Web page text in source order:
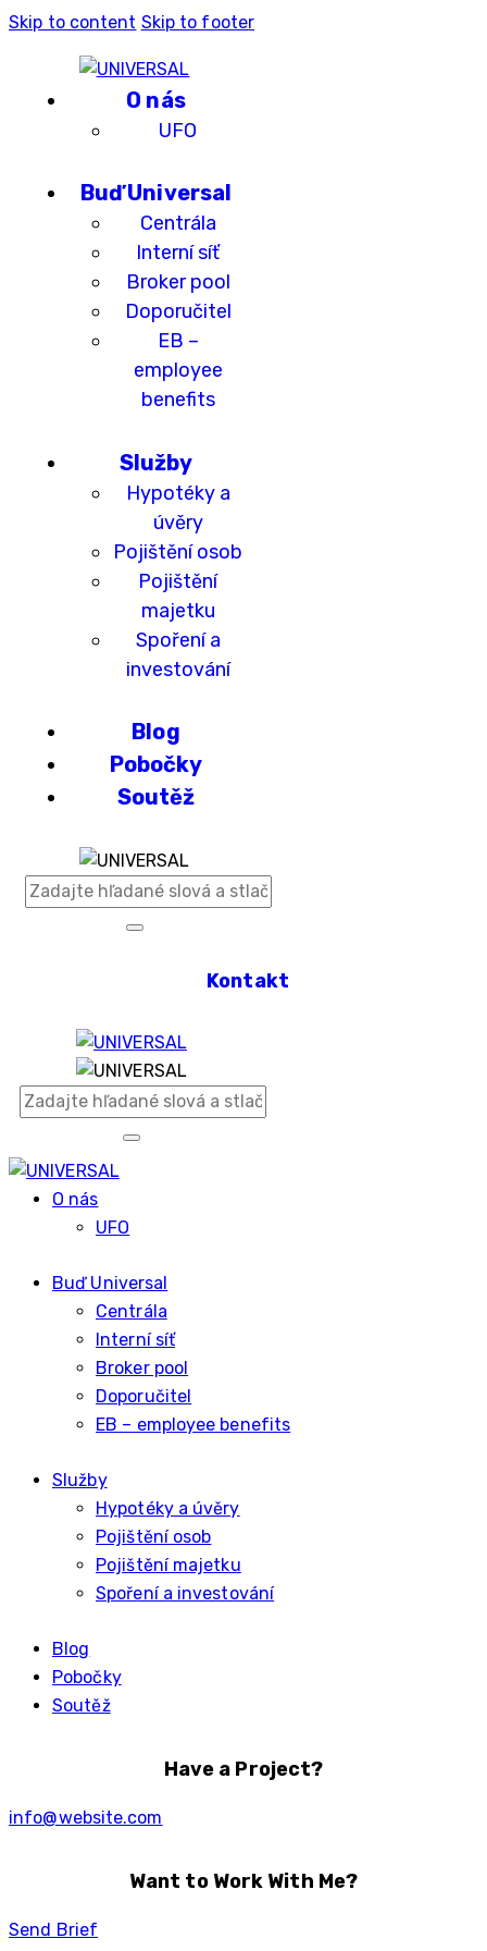
Skip to content Skip to footer
O nás
UFO
Buď Universal
Centrála
Interní síť
Broker pool
Doporučitel
EB –
employee
benefits
Služby
Hypotéky a
úvěry
Pojištění osob
Pojištění
majetku
Spoření a
investování
Blog
Pobočky
Soutěž
Kontakt
O nás
UFO
Buď Universal
Centrála
Interní síť
Broker pool
Doporučitel
EB – employee benefits
Služby
Hypotéky a úvěry
Pojištění osob
Pojištění majetku
Spoření a investování
Blog
Pobočky
Soutěž
Have a Project?
info@website.com
Want to Work With Me?
Send Brief